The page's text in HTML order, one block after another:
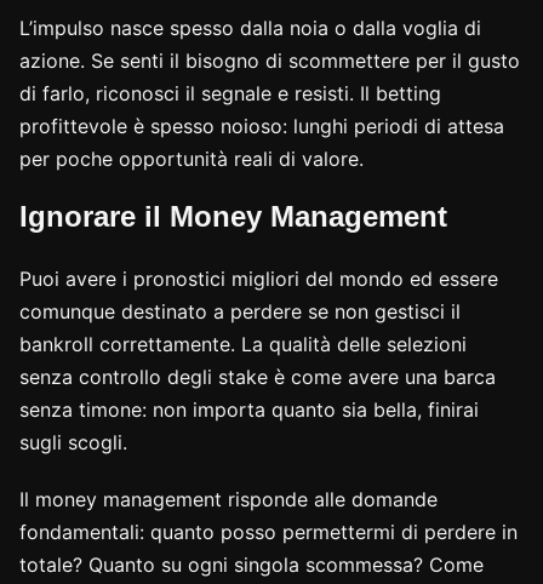
L’impulso nasce spesso dalla noia o dalla voglia di
azione. Se senti il bisogno di scommettere per il gusto
di farlo, riconosci il segnale e resisti. Il betting
profittevole è spesso noioso: lunghi periodi di attesa
per poche opportunità reali di valore.
Ignorare il Money Management
Puoi avere i pronostici migliori del mondo ed essere
comunque destinato a perdere se non gestisci il
bankroll correttamente. La qualità delle selezioni
senza controllo degli stake è come avere una barca
senza timone: non importa quanto sia bella, finirai
sugli scogli.
Il money management risponde alle domande
fondamentali: quanto posso permettermi di perdere in
totale? Quanto su ogni singola scommessa? Come